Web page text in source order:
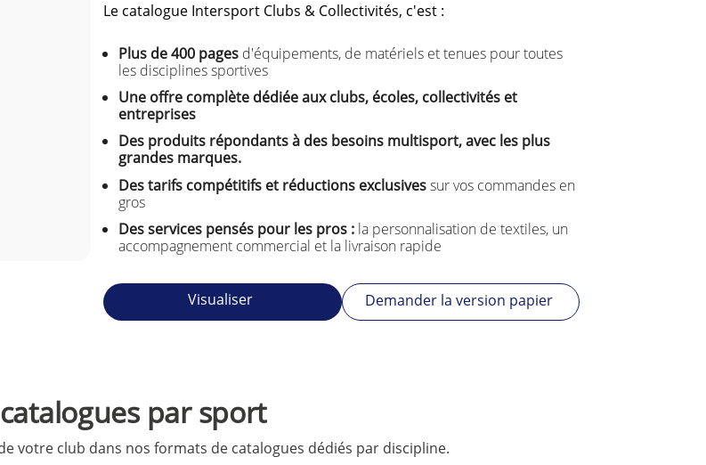
Le catalogue Intersport Clubs & Collectivités, c'est :
Plus de 400 pagesd'équipements, de matériels et tenues pour toutes
les disciplines sportives
Une offre complète dédiée aux clubs, écoles, collectivités et
entreprises
Des produits répondants à des besoins multisport, avec les plus
grandes marques.
Des tarifs compétitifs et réductions exclusivessur vos commandes en
gros
Des services pensés pour les pros :la personnalisation de textiles, un
accompagnement commercial et la livraison rapide
Visualiser Demander la version papier
par sport
votre club dans nos formats de catalogues dédiés par discipline.